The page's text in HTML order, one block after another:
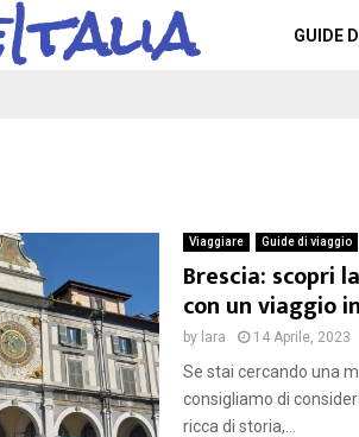
GUIDE
Viaggiare Guide di viaggio
Brescia: scopri
con un viaggio
by lara 14 Aprile, 2023
Se stai cercando una
consigliamo di
ricca di storia,...